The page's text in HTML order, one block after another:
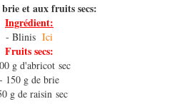
et aux fruits secs:
Ingrédient:
- Blinis Ici
Fruits secs:
g d'abricot sec
- 150 g de brie
g de raisin sec